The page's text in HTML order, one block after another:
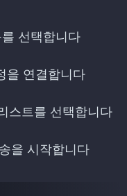
를 선택합니다
을 연결합니다
스트를 선택합니다
을 시작합니다